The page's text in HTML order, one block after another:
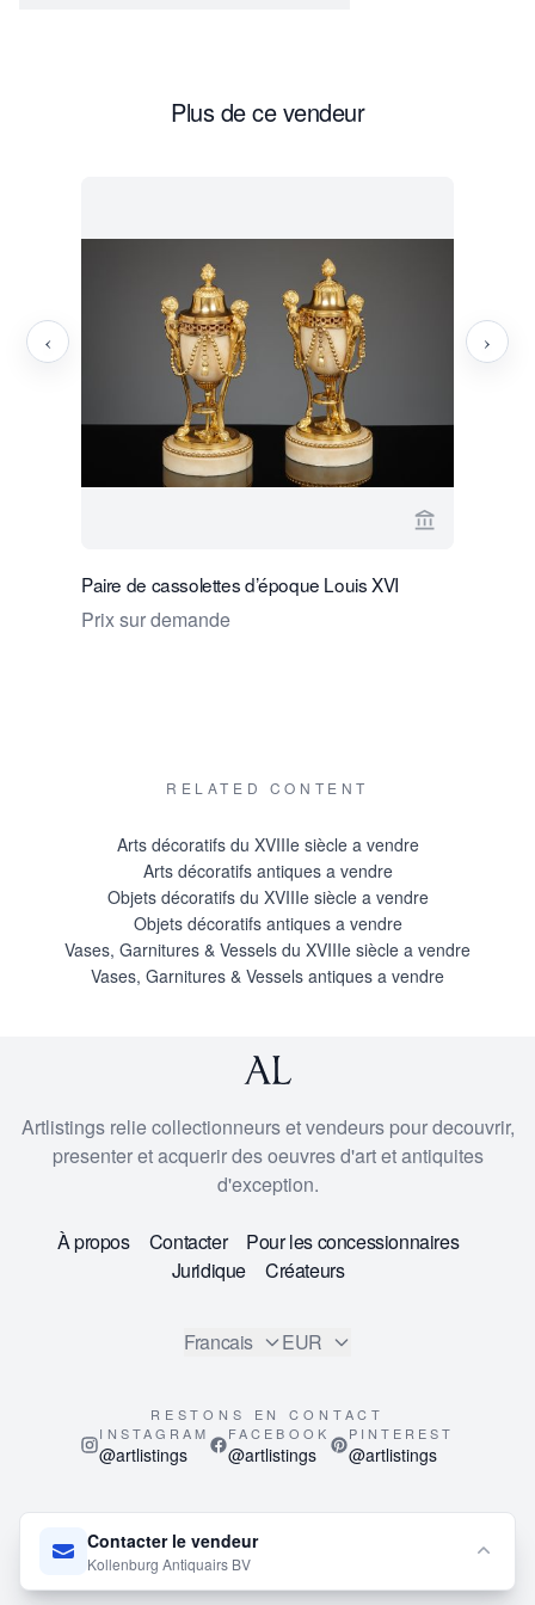
Contacter le vendeur
Kollenburg Antiquairs BV
Plus de ce vendeur
Voir la page
Paire de cassolettes d’époque Louis XVI
Prix sur demande
‹ ›
RELATED CONTENT
Arts décoratifs du XVIIIe siècle a vendre
Arts décoratifs antiques a vendre
Objets décoratifs du XVIIIe siècle a vendre
Objets décoratifs antiques a vendre
Vases, Garnitures & Vessels du XVIIIe siècle a vendre
Vases, Garnitures & Vessels antiques a vendre
Artlistings relie collectionneurs et vendeurs pour decouvrir,
presenter et acquerir des oeuvres d'art et antiquites
d'exception.
À propos Contacter
Pour les concessionnaires
Juridique
Créateurs
Francais EUR
RESTONS EN CONTACT
INSTAGRAM
@artlistings
FACEBOOK
@artlistings
PINTEREST
@artlistings
© 2026ArtListings™. All Rights Reserved.
This site is protected by reCAPTCHA and the Google
Privacy
PolicyandTerms of Service